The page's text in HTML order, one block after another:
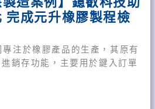
完成元升橡膠製程檢
注於橡膠產品的生產，其原有
銷存功能，主要用於鍵入訂單